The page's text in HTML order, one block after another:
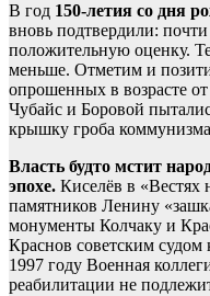
В год 150-летия со дня
вновь подтвердили:
положительную оценку.
меньше. Отметим и
опрошенных в возрасте
Чубайс и Боровой
крышку гроба
Власть будто мстит
эпохе. Киселёв в «Вестях
памятников Ленину
монументы Колчаку и
Краснов советским
1997 году Военная
реабилитации не